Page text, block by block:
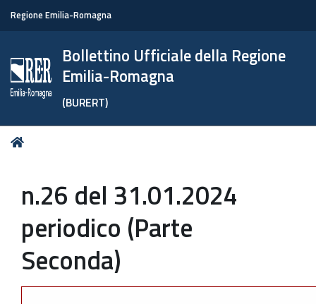
Regione Emilia-Romagna
Bollettino Ufficiale della Regione
Emilia-Romagna
(BURERT)
Tu
n.26 del 31.01.2024
periodico (Parte
Seconda)